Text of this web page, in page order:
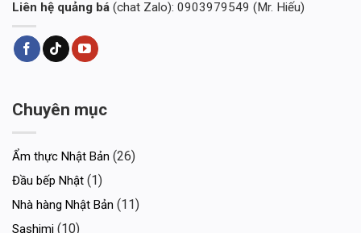
Liên hệ quảng bá (chat Zalo): 0903979549 (Mr. Hiếu)
Chuyên mục
Ẩm thực Nhật Bản (26)
Đầu bếp Nhật (1)
Nhà hàng Nhật Bản (11)
Sashimi (10)